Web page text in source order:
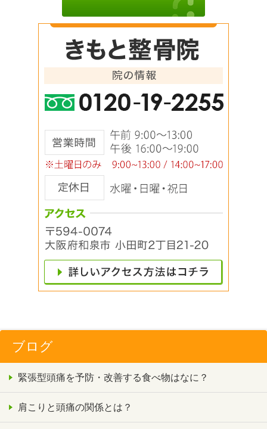
ブログ
緊張型頭痛を予防・改善する食べ物はなに？
肩こりと頭痛の関係とは？